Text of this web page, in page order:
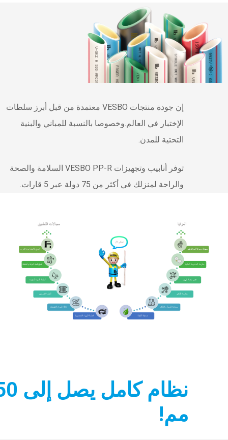
إن جودة منتجات VESBO معتمدة من قبل أبرز سلطات
الإختبار في العالم.وخصوصا بالنسبة للمباني والبنية
التحتية للمدن.
توفر أنابيب وتجهيزات VESBO PP-R السلامة والصحة
والراحة لمنزلك في أكثر من 75 دولة عبر 5 قارات.
نظام
مم!